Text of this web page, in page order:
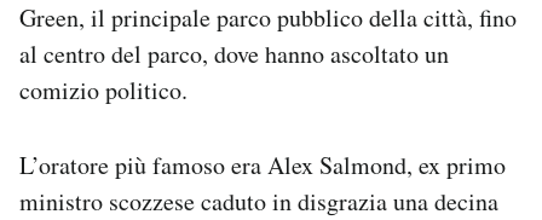
Green, il principale parco pubblico della città, fino
al centro del parco, dove hanno ascoltato un
comizio politico.
L’oratore più famoso era Alex Salmond, ex primo
ministro scozzese caduto in disgrazia una decina